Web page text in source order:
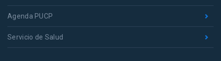
Agenda PUCP
Servicio de Salud